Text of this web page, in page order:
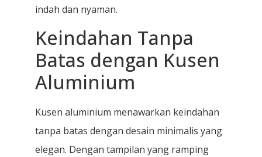
indah dan nyaman.
Keindahan Tanpa
Batas dengan Kusen
Aluminium
Kusen aluminium menawarkan keindahan
tanpa batas dengan desain minimalis yang
elegan. Dengan tampilan yang ramping